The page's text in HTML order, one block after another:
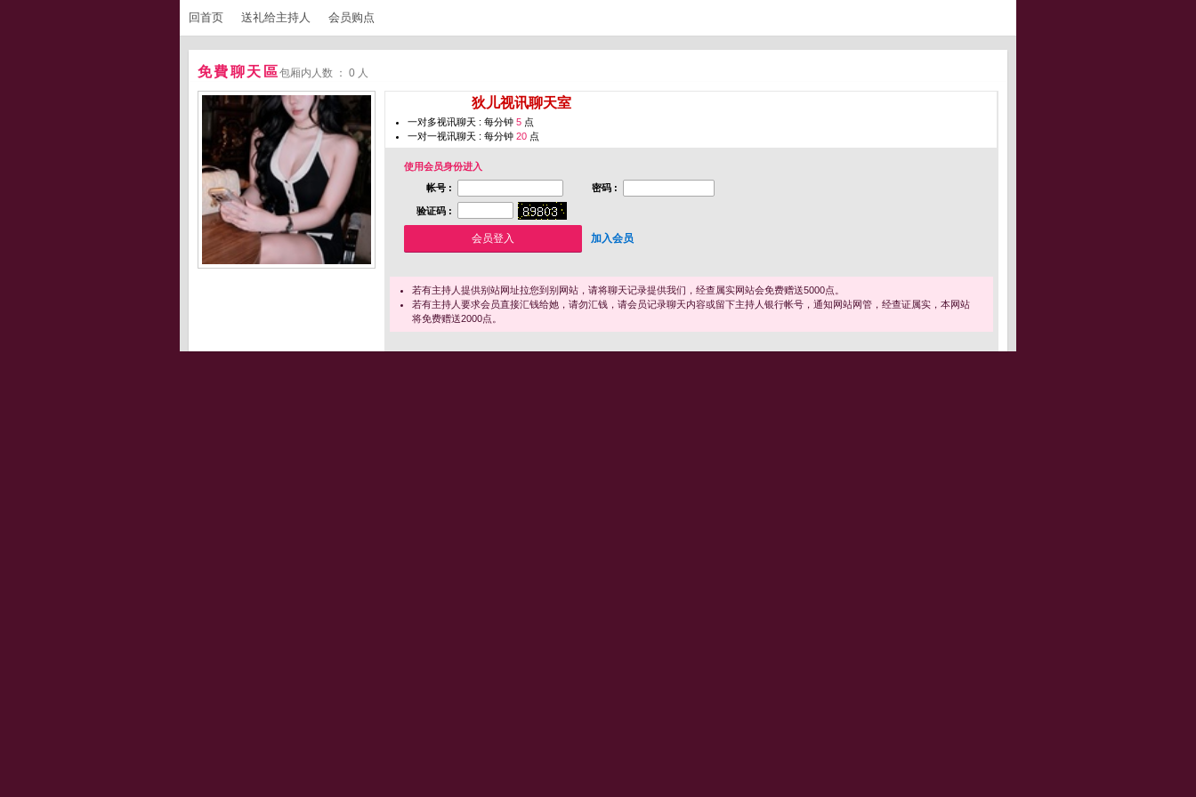
回首页 送礼给主持人 会员购点
免費聊天區包厢内人数 ： 0 人
狄儿视讯聊天室
一对多视讯聊天 : 每分钟 5 点
一对一视讯聊天 : 每分钟 20 点
使用会员身份进入
帐号 :
密码 :
验证码 :
加入会员
若有主持人提供别站网址拉您到别网站，请将聊天记录提供我们，经查属实网站会免费赠送5000点。
若有主持人要求会员直接汇钱给她，请勿汇钱，请会员记录聊天内容或留下主持人银行帐号，通知网站网管，经查证属实，本网站
将免费赠送2000点。